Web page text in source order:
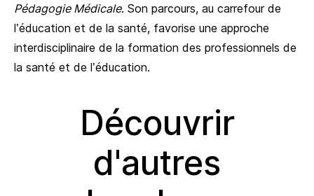
Pédagogie Médicale. Son parcours, au carrefour de
l’éducation et de la santé, favorise une approche
interdisciplinaire de la formation des professionnels de
la santé et de l’éducation.
Découvrir
d'autres